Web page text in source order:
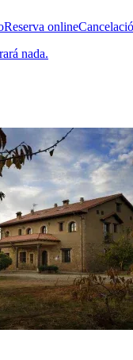
Reserva online
nada.